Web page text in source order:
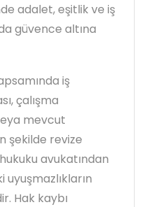
adalet, eşitlik ve iş
güvence altına
iş
çalışma
mevcut
şekilde revize
avukatından
uyuşmazlıkların
Hak kaybı